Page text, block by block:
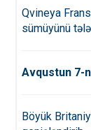
PUA ilə
Qvineya
sümüyünü
Avqustun 7-
Böyük